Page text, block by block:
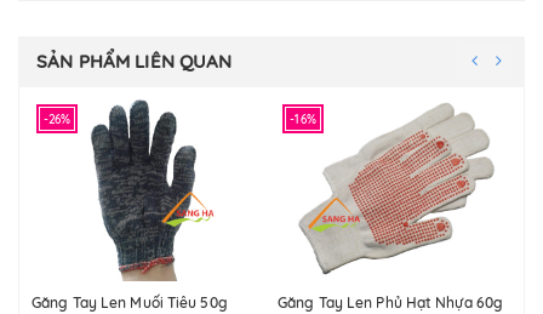
SẢN PHẨM LIÊN QUAN
-26%
Găng Tay Len Muối Tiêu 50g
-16%
Găng Tay Len Phủ Hạt Nhựa 60g